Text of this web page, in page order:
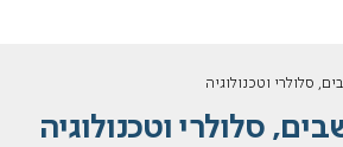
סלולרי וטכנולוגיה
סלולרי וטכנולוגיה